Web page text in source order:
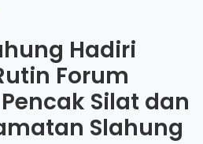
Hadiri
Forum
Silat dan
Slahung